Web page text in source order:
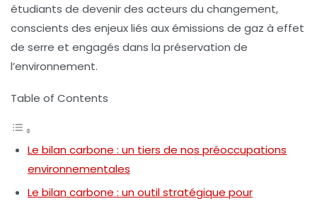
étudiants de devenir des acteurs du changement,
conscients des enjeux liés auxémissions de gaz à effet
de serre et engagés dans la préservation de
l’environnement.
Table of Contents
Le bilan carbone : un tiers de nos préoccupations
environnementales
Le bilan carbone : un outil stratégique pour